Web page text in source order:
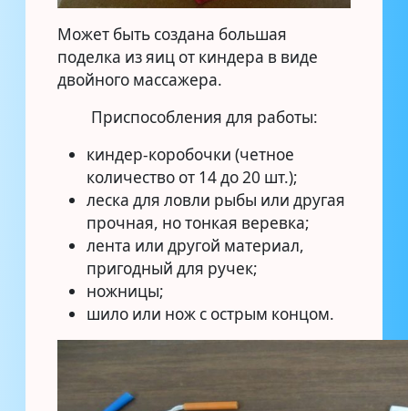
Может быть создана большая
поделка из яиц от киндера в виде
двойного массажера.
Приспособления для работы:
киндер-коробочки (четное
количество от 14 до 20 шт.);
леска для ловли рыбы или другая
прочная, но тонкая веревка;
лента или другой материал,
пригодный для ручек;
ножницы;
шило или нож с острым концом.